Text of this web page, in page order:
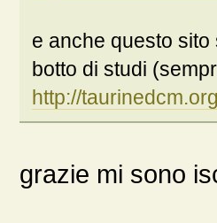
e anche questo
botto di studi
http://
grazie mi sono